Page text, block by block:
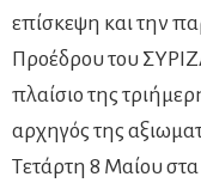
επίσκεψη και την
Προέδρου του
πλαίσιο της
αρχηγός της
Τετάρτη 8 Μαίου στα